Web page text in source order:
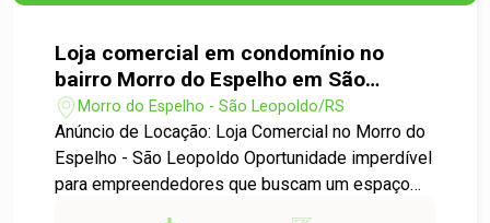
Loja comercial em condomínio no
bairro Morro do Espelho em São
Leopoldo
Morro do Espelho - São Leopoldo/RS
Anúncio de Locação: Loja Comercial no Morro do
Espelho - São Leopoldo Oportunidade imperdível
para empreendedores que buscam um espaço